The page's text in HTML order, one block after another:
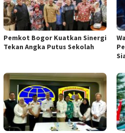
Pemkot Bogor Kuatkan Sinergi
Tekan Angka Putus Sekolah